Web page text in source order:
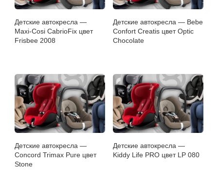
Детские автокресла —
Maxi-Cosi CabrioFix цвет
Frisbee 2008
Детские автокресла — Bebe
Confort Creatis цвет Optic
Chocolate
Детские автокресла —
Concord Trimax Pure цвет
Stone
Детские автокресла —
Kiddy Life PRO цвет LP 080